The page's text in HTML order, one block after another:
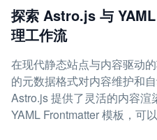
探索 Astro.js 与
理工作流
在现代静态站点与内容驱动
的元数据格式对内容维护和自
Astro.js 提供了灵活的内容渲
YAML Frontmatter 模板，可